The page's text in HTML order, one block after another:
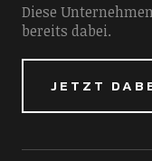
Diese
bereits dabei.
JETZT